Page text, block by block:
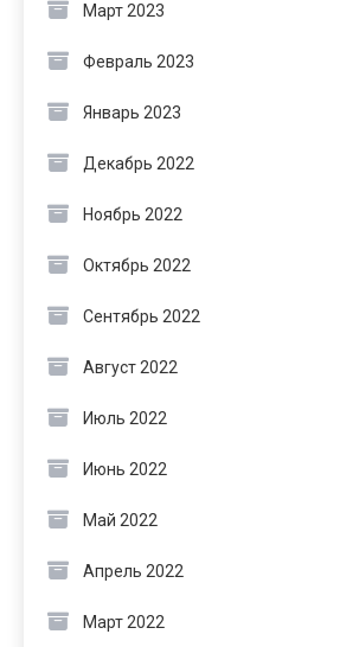
Март 2023
Февраль 2023
Январь 2023
Декабрь 2022
Ноябрь 2022
Октябрь 2022
Сентябрь 2022
Август 2022
Июль 2022
Июнь 2022
Май 2022
Апрель 2022
Март 2022